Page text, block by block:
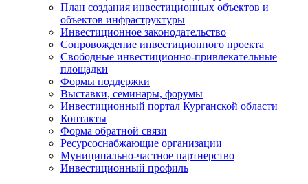
План создания инвестиционных объектов и
объектов инфраструктуры
Инвестиционное законодательство
Сопровождение инвестиционного проекта
Свободные инвестиционно-привлекательные
площадки
Формы поддержки
Выставки, семинары, форумы
Инвестиционный портал Курганской области
Контакты
Форма обратной связи
Ресурсоснабжающие организации
Муниципально-частное партнерство
Инвестиционный профиль